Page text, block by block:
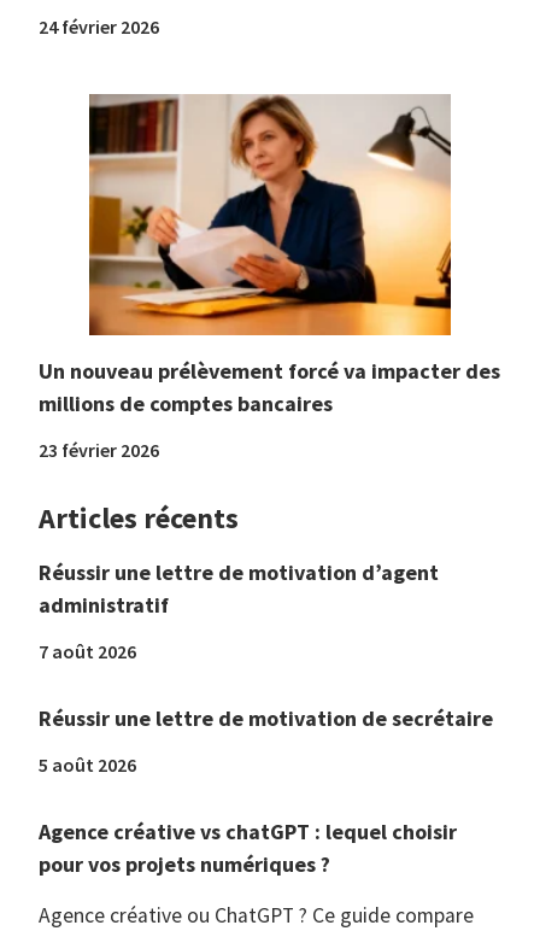
24 février 2026
Un nouveau prélèvement forcé va impacter des
millions de comptes bancaires
23 février 2026
Articles récents
Réussir une lettre de motivation d’agent
administratif
7 août 2026
Réussir une lettre de motivation de secrétaire
5 août 2026
Agence créative vs chatGPT : lequel choisir
pour vos projets numériques ?
Agence créative ou ChatGPT ? Ce guide compare